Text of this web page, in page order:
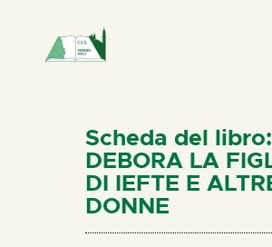
HOME
CHI SIAMO
NEWS
PERCORSI
Scheda del libro:
DEBORA LA
DI IEFTE E
DONNE